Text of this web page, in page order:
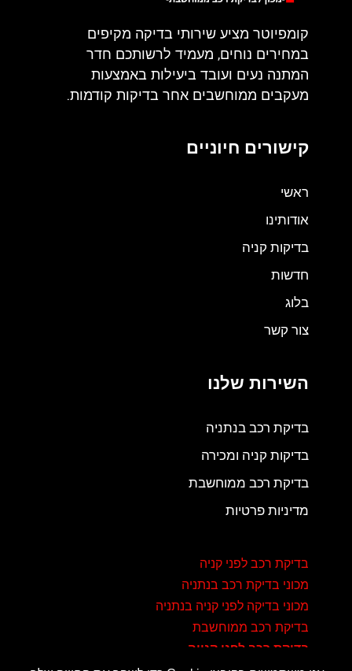
קומפיוטר מציע שירותי בדיקה מקיפים
במחירים נוחים, מעמיד לרשותכם חדר
המתנה נעים ועובד ביעילות באמצעות
מעקבים ממוחשבים אחר בדיקות קודמות.
קישורים חיוניים
ראשי
אודותינו
בדיקות קניה
חדשות
בלוג
צור קשר
השירות שלנו
בדיקת רכב בנתניה
בדיקות קניה ומכירה
בדיקת רכב ממוחשבת
מדיניות פרטיות
בדיקת רכב לפני קניה
מכוני בדיקת רכב בנתניה
מכוני בדיקה לפני קניה בנתניה
בדיקת רכב ממוחשבת
בדיקת רכב לפני קנייה